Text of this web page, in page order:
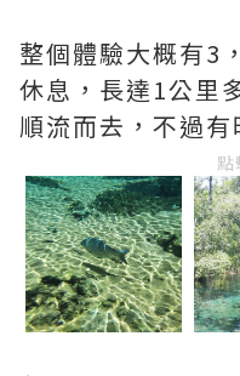
整個體驗大概有3
休息，長達1公里
順流而去，不過有
點